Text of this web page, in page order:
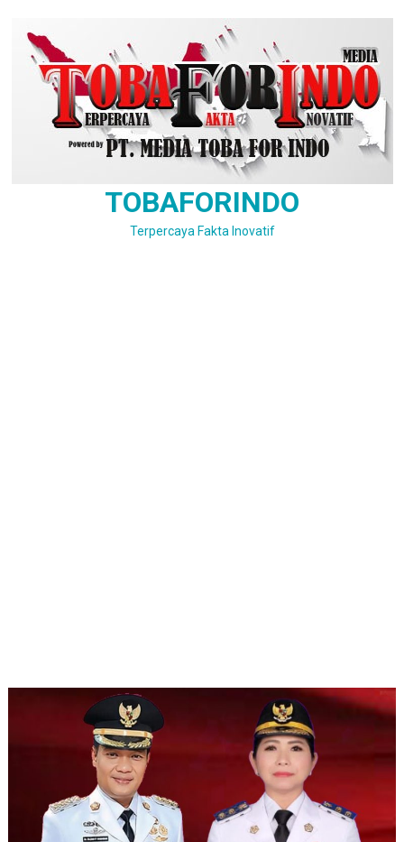
content
TOBAFORINDO
Terpercaya Fakta Inovatif